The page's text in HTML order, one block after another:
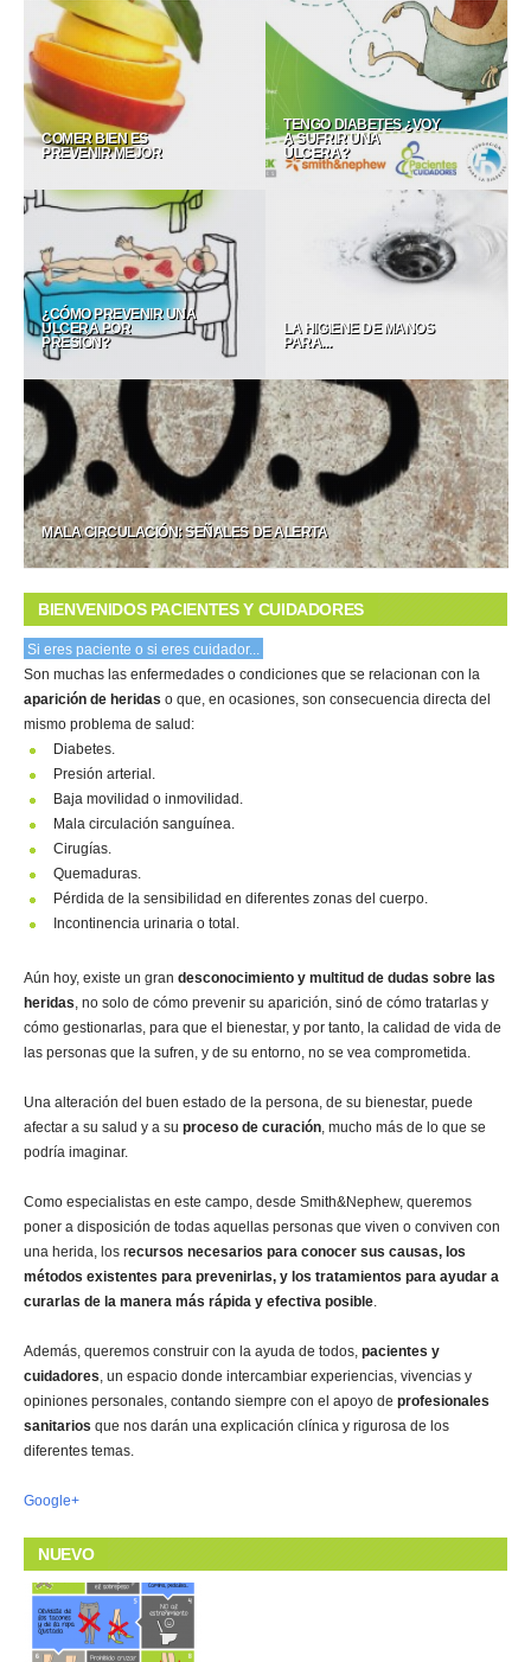
30/09/2014 • 306
COMER BIEN ES
PREVENIR MEJOR
TENGO DIABETES ¿VOY
A SUFRIR UNA
ÚLCERA?
11/05/2014 • 270229
¿CÓMO PREVENIR UNA
ÚLCERA POR
PRESIÓN?
LA HIGIENE DE MANOS
PARA...
MALA CIRCULACIÓN: SEÑALES DE ALERTA
BIENVENIDOS PACIENTES Y CUIDADORES
Si eres paciente o si eres cuidador...
Son muchas las enfermedades o condiciones que se relacionan con la
aparición de heridas o que, en ocasiones, son consecuencia directa del
mismo problema de salud:
Diabetes.
Presión arterial.
Baja movilidad o inmovilidad.
Mala circulación sanguínea.
Cirugías.
Quemaduras.
Pérdida de la sensibilidad en diferentes zonas del cuerpo.
Incontinencia urinaria o total.
Aún hoy, existe un gran desconocimiento y multitud de dudas sobre las
heridas, no solo de cómo prevenir su aparición, sinó de cómo tratarlas y
cómo gestionarlas, para que el bienestar, y por tanto, la calidad de vida de
las personas que la sufren, y de su entorno, no se vea comprometida.
Una alteración del buen estado de la persona, de su bienestar, puede
afectar a su salud y a su proceso de curación, mucho más de lo que se
podría imaginar.
Como especialistas en este campo, desde Smith&Nephew, queremos
poner a disposición de todas aquellas personas que viven o conviven con
una herida, los recursos necesarios para conocer sus causas, los
métodos existentes para prevenirlas, y los tratamientos para ayudar a
curarlas de la manera más rápida y efectiva posible.
Además, queremos construir con la ayuda de todos, pacientes y
cuidadores, un espacio donde intercambiar experiencias, vivencias y
opiniones personales, contando siempre con el apoyo de profesionales
sanitarios que nos darán una explicación clínica y rigurosa de los
diferentes temas.
Google+
NUEVO